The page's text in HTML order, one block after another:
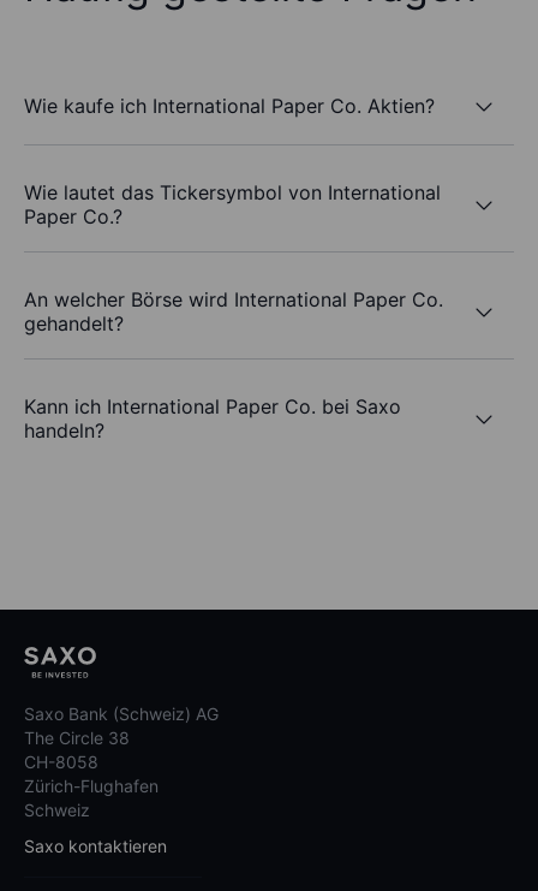
Wie kaufe ich International Paper Co. Aktien?
Wie lautet das Tickersymbol von International
Paper Co.?
An welcher Börse wird International Paper Co.
gehandelt?
Kann ich International Paper Co. bei Saxo
handeln?
Saxo Bank (Schweiz) AG
The Circle 38
CH-8058
Zürich-Flughafen
Schweiz
Saxo kontaktieren